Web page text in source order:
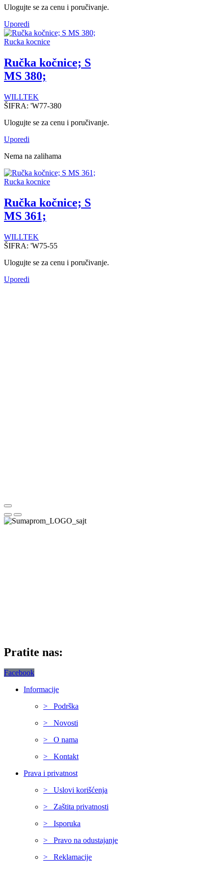
Ulogujte se za cenu i poručivanje.
Uporedi
Rucka kocnice
Ručka kočnice; S
MS 380;
WILLTEK
ŠIFRA: 'W77-380
Ulogujte se za cenu i poručivanje.
Uporedi
Nema na zalihama
Rucka kocnice
Ručka kočnice; S
MS 361;
WILLTEK
ŠIFRA: 'W75-55
Ulogujte se za cenu i poručivanje.
Uporedi
Pratite nas:
Facebook
Informacije
> Podrška
> Novosti
> O nama
> Kontakt
Prava i privatnost
> Uslovi korišćenja
> Zaštita privatnosti
> Isporuka
> Pravo na odustajanje
> Reklamacije